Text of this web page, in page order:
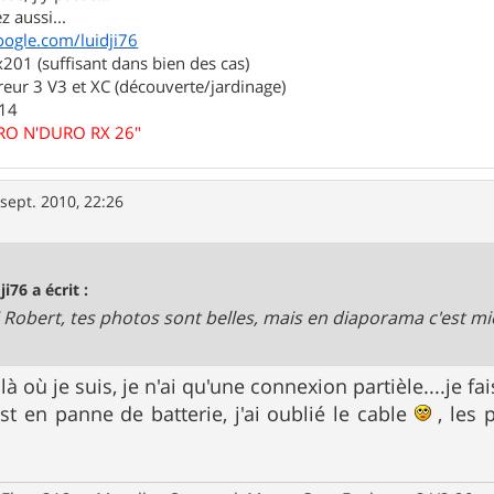
aussi...
luidji76
(suffisant dans bien des cas)
3 V3 et XC (découverte/jardinage)
N'DURO RX 26"
2010, 22:26
a écrit :
tes photos sont belles, mais en diaporama c'est
où je suis, je n'ai qu'une connexion partièle....je
en panne de batterie, j'ai oublié le cable
, les